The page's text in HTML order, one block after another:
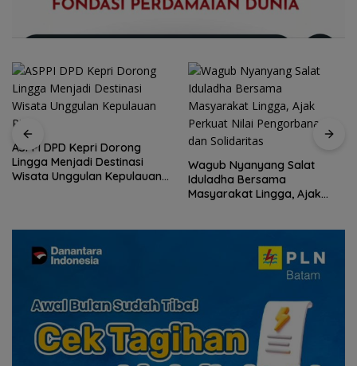
ASPPI DPD Kepri Dorong
Lingga Menjadi Destinasi
Wisata Unggulan Kepulauan
Wagub Nyanyang Salat
Iduladha Bersama
Masyarakat Lingga, Ajak